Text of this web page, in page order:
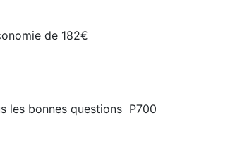
de 182€
les bonnes questions P700